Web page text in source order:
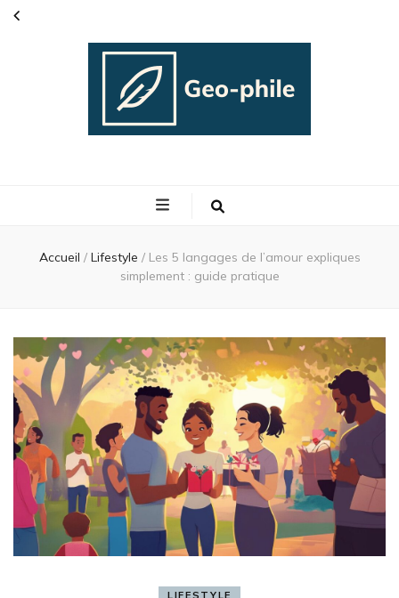
Accueil / Lifestyle / Les 5 langages de l’amour expliques
simplement : guide pratique